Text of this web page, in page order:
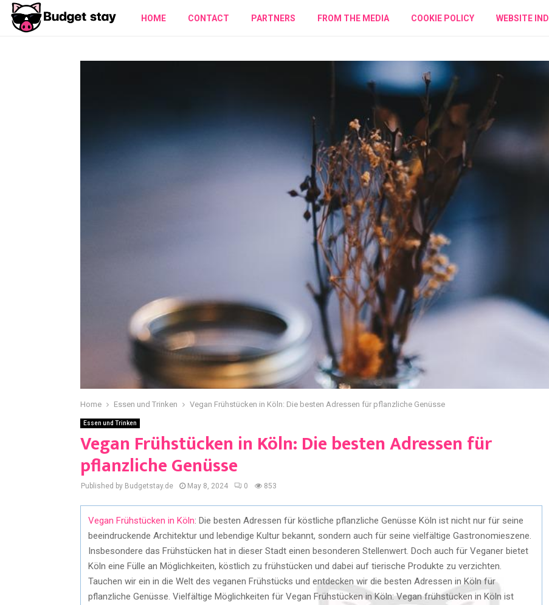
HOME CONTACT PARTNERS FROM THE MEDIA COOKIE POLICY WEBSITE
Home Essen und Trinken Vegan Frühstücken in Köln: Die besten Adressen für pflanzliche Genüsse
Essen und Trinken
Vegan Frühstücken in Köln: Die besten Adressen für
pflanzliche Genüsse
Published by Budgetstay.de May 8, 2024 0 853
Vegan Frühstücken in Köln: Die besten Adressen für köstliche pflanzliche Genüsse Köln ist nicht nur für seine
beeindruckende Architektur und lebendige Kultur bekannt, sondern auch für seine vielfältige Gastronomieszene.
Insbesondere das Frühstücken hat in dieser Stadt einen besonderen Stellenwert. Doch auch für Veganer bietet
Köln eine Fülle an Möglichkeiten, köstlich zu frühstücken und dabei auf tierische Produkte zu verzichten.
Tauchen wir ein in die Welt des veganen Frühstücks und entdecken wir die besten Adressen in Köln für
pflanzliche Genüsse. Vielfältige Möglichkeiten für Vegan Frühstücken in Köln: Vegan frühstücken in Köln ist